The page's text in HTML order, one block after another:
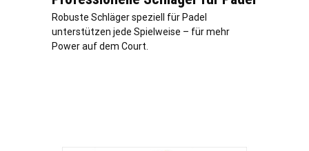
Robuste Schläger speziell für Padel
unterstützen jede Spielweise – für mehr
Power auf dem Court.